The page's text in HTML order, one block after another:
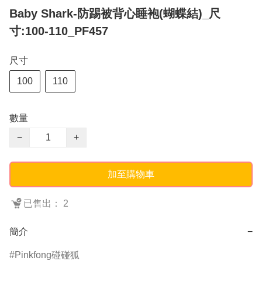
Baby Shark-防踢被背心睡袍(蝴蝶結)_尺
寸:100-110_PF457
尺寸
100 110
數量
−
+
加至購物車
已售出： 2
簡介 −
Pinkfong碰碰狐